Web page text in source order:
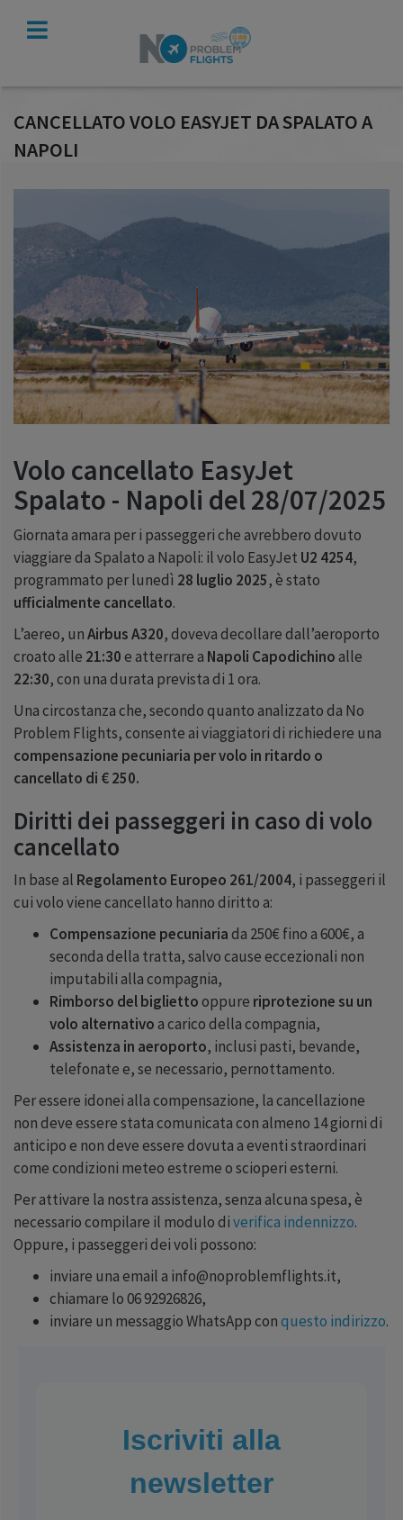
CANCELLATO VOLO EASYJET DA SPALATO A
NAPOLI
Volo cancellato EasyJet
Spalato - Napoli del 28/07/2025
Giornata amara per i passeggeri che avrebbero dovuto
viaggiare da Spalato a Napoli: il volo EasyJet U2 4254,
programmato per lunedì 28 luglio 2025, è stato
ufficialmente cancellato.
L’aereo, unAirbus A320, doveva decollare dall’aeroporto
croato alle 21:30e atterrare a Napoli Capodichinoalle
22:30, con una durata prevista di 1 ora.
Una circostanza che, secondo quanto analizzato da No
Problem Flights, consente ai viaggiatori di richiedere una
compensazione pecuniaria per volo in ritardo o
cancellato di € 250.
Diritti dei passeggeri in caso di volo
cancellato
In base al Regolamento Europeo 261/2004, i passeggeri il
cui volo viene cancellato hanno diritto a:
Compensazione pecuniariada 250€ fino a 600€, a
seconda della tratta, salvo cause eccezionali non
imputabili alla compagnia,
Rimborso del bigliettooppure riprotezione su un
volo alternativoa carico della compagnia,
Assistenza in aeroporto, inclusi pasti, bevande,
telefonate e, se necessario, pernottamento.
Per essere idonei alla compensazione, la cancellazione
non deve essere stata comunicata con almeno 14 giorni di
anticipo e non deve essere dovuta a eventi straordinari
come condizioni meteo estreme o scioperi esterni.
Per attivare la nostra assistenza, senza alcuna spesa, è
necessario compilare il modulo diverifica indennizzo.
Oppure, i passeggeri dei voli possono:
inviare una email a info@noproblemflights.it,
chiamare lo 06 92926826,
inviare un messaggio WhatsApp conquesto indirizzo.